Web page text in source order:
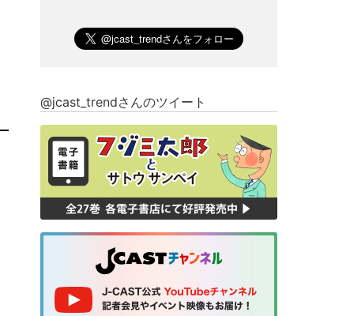
@jcast_trendさんのツイート